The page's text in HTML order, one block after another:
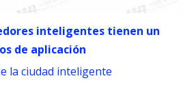
inteligentes tienen un
de aplicación
la ciudad inteligente